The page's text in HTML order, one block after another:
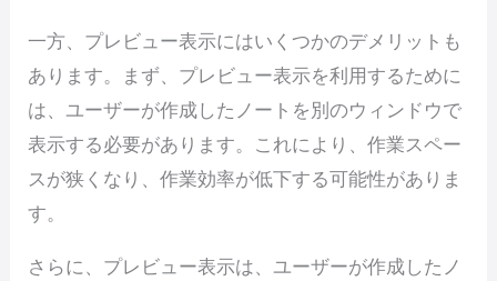
一方、プレビュー表示にはいくつかのデメリットも
あります。まず、プレビュー表示を利用するために
は、ユーザーが作成したノートを別のウィンドウで
表示する必要があります。これにより、作業スペー
スが狭くなり、作業効率が低下する可能性がありま
す。
さらに、プレビュー表示は、ユーザーが作成したノ